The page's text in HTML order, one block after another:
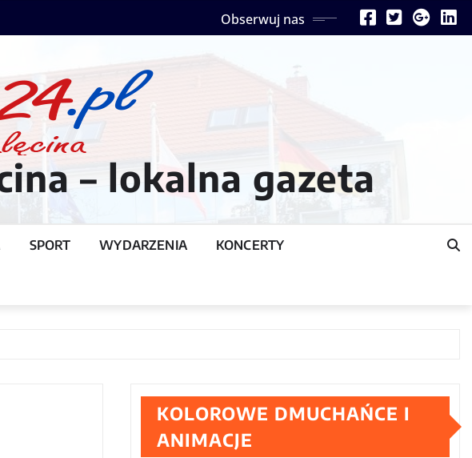
Obserwuj nas
– lokalna gazeta
SPORT WYDARZENIA KONCERTY
KOLOROWE DMUCHAŃCE I
ANIMACJE